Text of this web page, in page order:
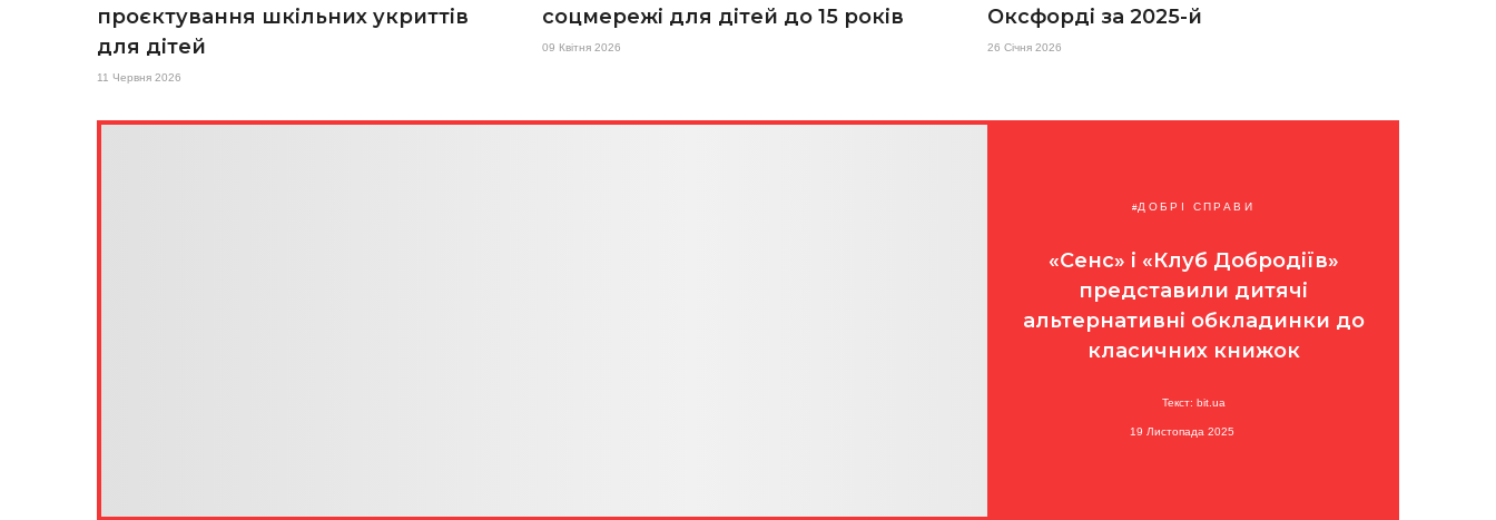
проєктування шкільних укриттів
для дітей
11 Червня 2026
соцмережі для дітей до 15 років
09 Квітня 2026
Оксфорді за 2025-й
26 Січня 2026
ДОБРІ СПРАВИ
«Сенс» і «Клуб Добродіїв»
представили дитячі
альтернативні обкладинки до
класичних книжок
Текст: bit.ua
19 Листопада 2025